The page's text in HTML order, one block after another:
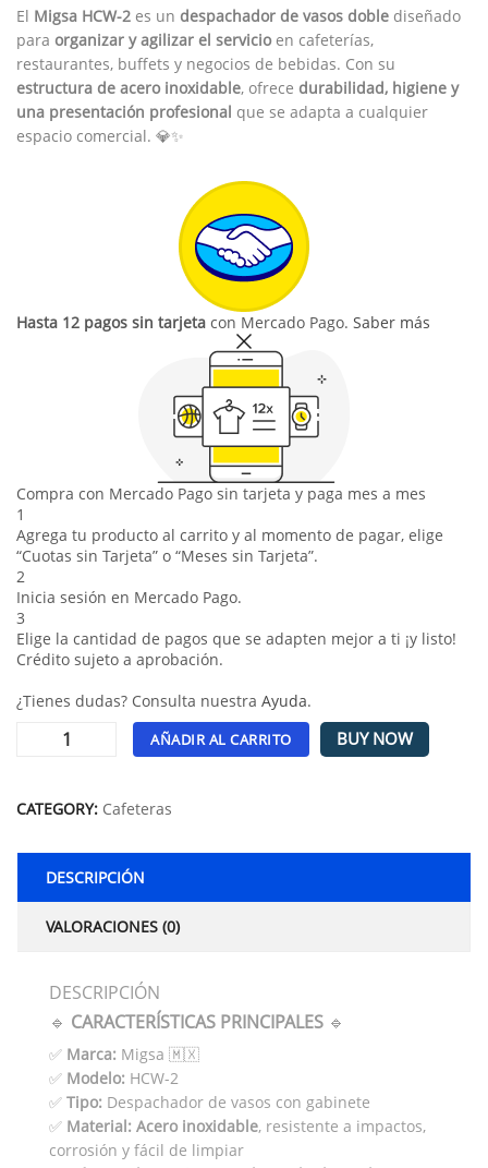
El Migsa HCW-2 es un despachador de vasos doble diseñado
para organizar y agilizar el servicioen cafeterías,
restaurantes, buffets y negocios de bebidas. Con su
estructura de acero inoxidable, ofrece durabilidad, higiene y
una presentación profesional que se adapta a cualquier
espacio comercial. 💎✨
Hasta 12 pagos sin tarjeta con Mercado Pago. Saber más
Compra con Mercado Pago sin tarjeta y paga mes a mes
1
Agrega tu producto al carrito y al momento de pagar, elige
“Cuotas sin Tarjeta” o “Meses sin Tarjeta”.
2
Inicia sesión en Mercado Pago.
3
Elige la cantidad de pagos que se adapten mejor a ti ¡y listo!
Crédito sujeto a aprobación.
¿Tienes dudas? Consulta nuestra Ayuda.
AÑADIR AL CARRITO BUY NOW
CATEGORY: Cafeteras
DESCRIPCIÓN
VALORACIONES (0)
DESCRIPCIÓN
🔹 CARACTERÍSTICAS PRINCIPALES 🔹
✅ Marca: Migsa 🇲🇽
✅ Modelo: HCW-2
✅ Tipo: Despachador de vasos con gabinete
✅ Material: Acero inoxidable, resistente a impactos,
corrosión y fácil de limpiar